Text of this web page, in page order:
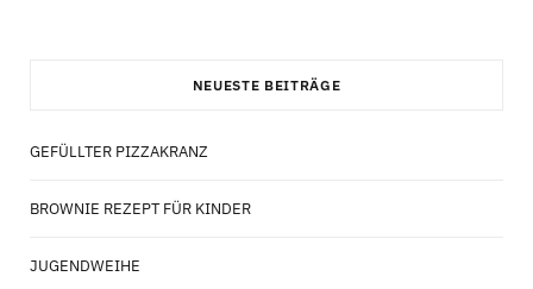
NEUESTE BEITRÄGE
GEFÜLLTER PIZZAKRANZ
BROWNIE REZEPT FÜR KINDER
JUGENDWEIHE